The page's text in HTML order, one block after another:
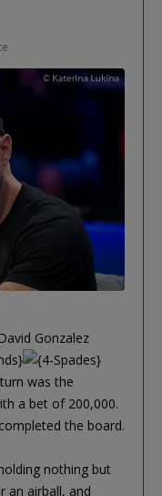
Gonzalez
was the
a bet of 200,000.
completed the board.
nothing but
an airball, and